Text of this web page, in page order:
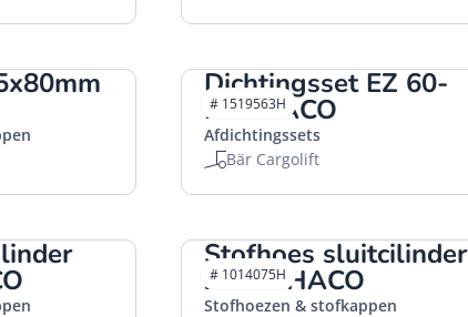
Dichtingsset EZ 60-
285 HACO
Afdichtingssets
Bär Cargolift
# 1519563H
Stofhoes sluitcilinder
Z-200 HACO
Stofhoezen & stofkappen
# 1014075H